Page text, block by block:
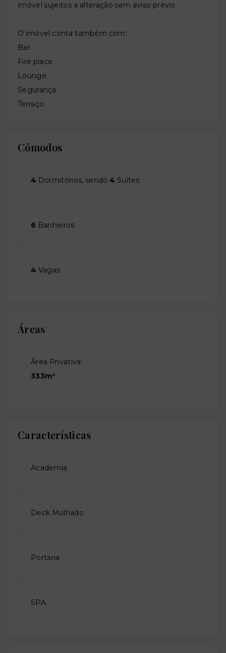
imóvel sujeitos a alteração sem aviso prévio.
O imóvel conta também com:
Bar
Fire place
Lounge
Segurança
Terraço
Cômodos
4 Dormitórios, sendo4 Suítes
6 Banheiros
4 Vagas
Áreas
Área Privativa:
333m²
Características
Academia
Deck Molhado
Portaria
SPA